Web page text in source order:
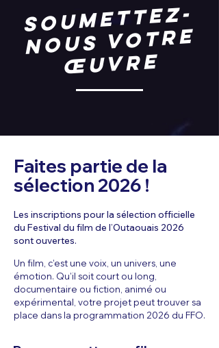
soumettez-
nous votre
œuvre
Faites partie de la
sélection 2026 !
Les inscriptions pour la sélection officielle
du Festival du film de l’Outaouais 2026
sont ouvertes.
Un film, c’est une voix, un univers, une
émotion. Qu’il soit court ou long,
documentaire ou fiction, animé ou
expérimental, votre projet peut trouver sa
place dans la programmation 2026 du FFO.